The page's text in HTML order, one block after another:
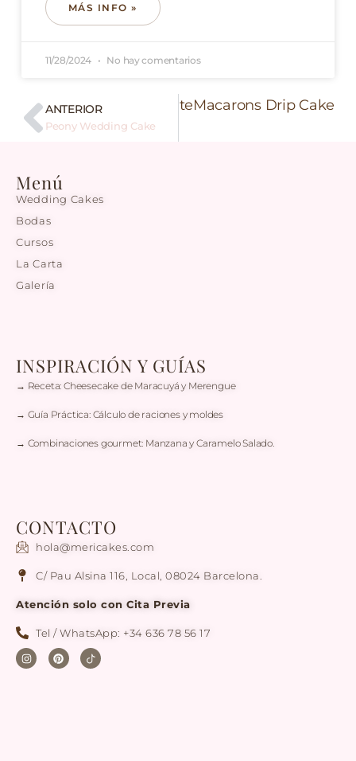
MÁS INFO »
11/28/2024 No hay comentarios
ANTERIOR
Peony Wedding Cake
SiguienteMacarons Drip Cake
Menú
Wedding Cakes
Bodas
Cursos
La Carta
Galería
INSPIRACIÓN Y GUÍAS
→ Receta: Cheesecake de Maracuyá y Merengue
→ Guía Práctica: Cálculo de raciones y moldes
→ Combinaciones gourmet: Manzana y Caramelo Salado.
CONTACTO
hola@mericakes.com
C/ Pau Alsina 116, Local, 08024 Barcelona.
Atención solo con Cita Previa
Tel / WhatsApp: +34 636 78 56 17